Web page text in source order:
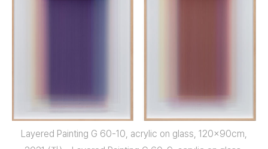
Layered Painting G 60-10, acrylic on glass, 120x90cm,